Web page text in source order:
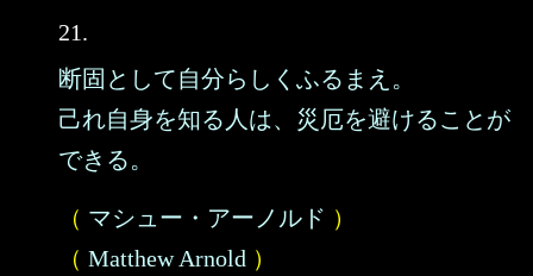
21.
断固として自分らしくふるまえ。
己れ自身を知る人は、災厄を避けることが
できる。
（ マシュー・アーノルド ）
（ Matthew Arnold ）